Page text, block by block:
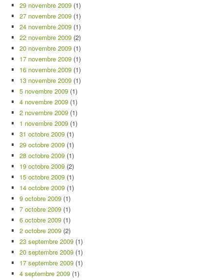
29 novembre 2009 (1)
27 novembre 2009 (1)
24 novembre 2009 (1)
22 novembre 2009 (2)
20 novembre 2009 (1)
17 novembre 2009 (1)
16 novembre 2009 (1)
13 novembre 2009 (1)
5 novembre 2009 (1)
4 novembre 2009 (1)
2 novembre 2009 (1)
1 novembre 2009 (1)
31 octobre 2009 (1)
29 octobre 2009 (1)
28 octobre 2009 (1)
19 octobre 2009 (2)
15 octobre 2009 (1)
14 octobre 2009 (1)
9 octobre 2009 (1)
7 octobre 2009 (1)
6 octobre 2009 (1)
2 octobre 2009 (2)
23 septembre 2009 (1)
20 septembre 2009 (1)
17 septembre 2009 (1)
4 septembre 2009 (1)